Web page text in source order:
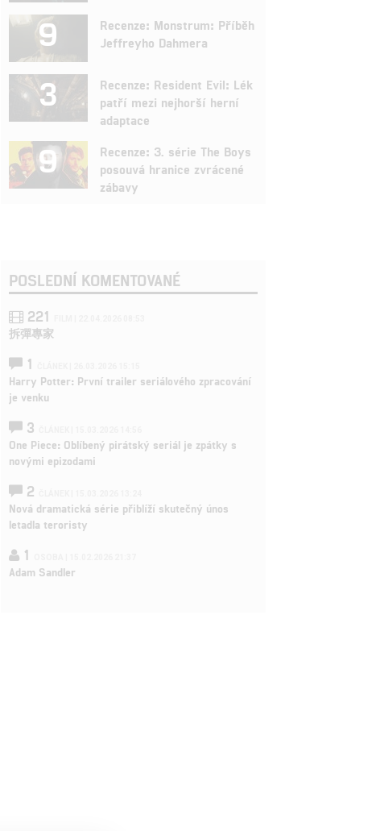
9
Recenze: Monstrum: Příběh
Jeffreyho Dahmera
3
Recenze: Resident Evil: Lék
patří mezi nejhorší herní
adaptace
9
Recenze: 3. série The Boys
posouvá hranice zvrácené
zábavy
POSLEDNÍ KOMENTOVANÉ
221
拆彈專家
1
Harry Potter: První trailer seriálového zpracování
je venku
3
One Piece: Oblíbený pirátský seriál je zpátky s
novými epizodami
2
Nová dramatická série přiblíží skutečný únos
letadla teroristy
1
Adam Sandler